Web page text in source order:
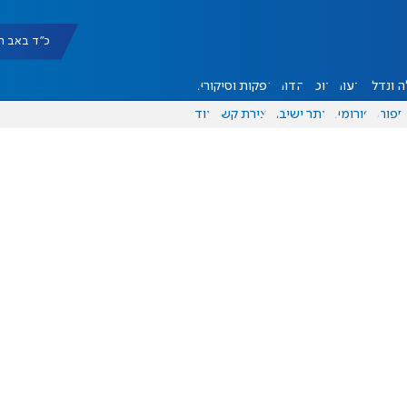
כ"ד באב תשפ"ו
ונדל"ן דעות אוכל יהדות הפקות וסיקורים
ספורט פורומים אתר ישיבה יצירת קשר עוד